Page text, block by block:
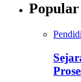
Popular